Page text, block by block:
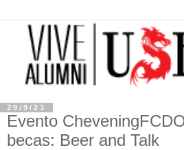
29/9/23
Evento
becas: Beer and Talk